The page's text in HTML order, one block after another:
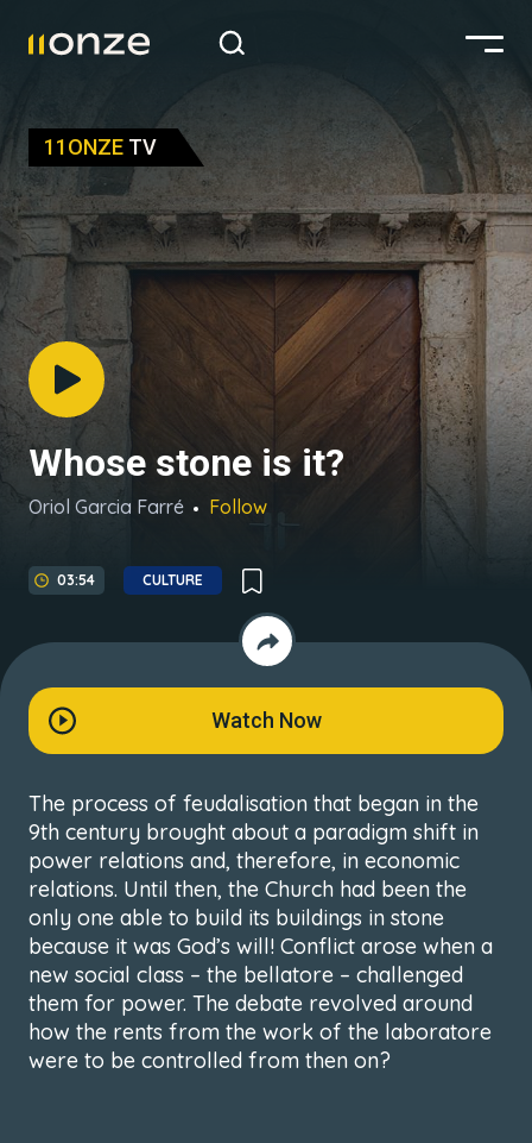
11ONZE TV
Whose stone is it?
Oriol Garcia Farré Follow
03:54 CULTURE
Watch Now
The process of feudalisation that began in the
9th century brought about a paradigm shift in
power relations and, therefore, in economic
relations. Until then, the Church had been the
only one able to build its buildings in stone
because it was God’s will! Conflict arose when a
new social class – the bellatore – challenged
them for power. The debate revolved around
how the rents from the work of the laboratore
were to be controlled from then on?